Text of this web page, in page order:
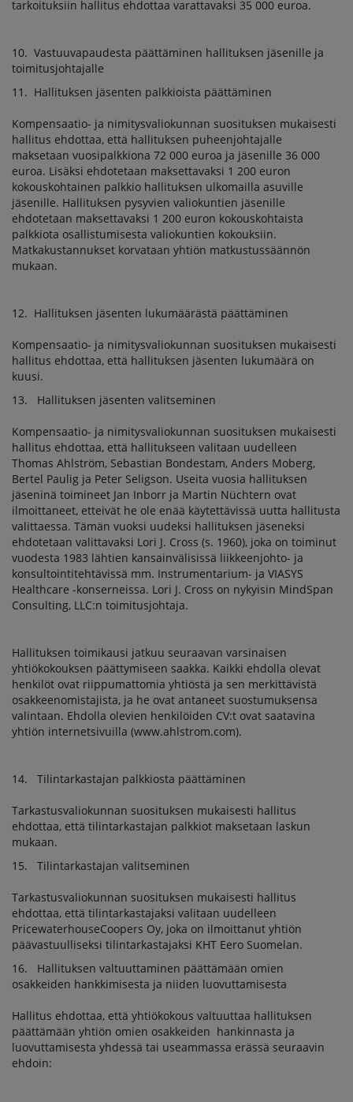
tarkoituksiin hallitus ehdottaa varattavaksi 35 000 euroa.
10. Vastuuvapaudesta päättäminen hallituksen jäsenille ja
toimitusjohtajalle
11. Hallituksen jäsenten palkkioista päättäminen
Kompensaatio- ja nimitysvaliokunnan suosituksen mukaisesti
hallitus ehdottaa, että hallituksen puheenjohtajalle
maksetaan vuosipalkkiona 72 000 euroa ja jäsenille 36 000
euroa. Lisäksi ehdotetaan maksettavaksi 1 200 euron
kokouskohtainen palkkio hallituksen ulkomailla asuville
jäsenille. Hallituksen pysyvien valiokuntien jäsenille
ehdotetaan maksettavaksi 1 200 euron kokouskohtaista
palkkiota osallistumisesta valiokuntien kokouksiin.
Matkakustannukset korvataan yhtiön matkustussäännön
mukaan.
12. Hallituksen jäsenten lukumäärästä päättäminen
Kompensaatio- ja nimitysvaliokunnan suosituksen mukaisesti
hallitus ehdottaa, että hallituksen jäsenten lukumäärä on
kuusi.
13. Hallituksen jäsenten valitseminen
Kompensaatio- ja nimitysvaliokunnan suosituksen mukaisesti
hallitus ehdottaa, että hallitukseen valitaan uudelleen
Thomas Ahlström, Sebastian Bondestam, Anders Moberg,
Bertel Paulig ja Peter Seligson. Useita vuosia hallituksen
jäseninä toimineet Jan Inborr ja Martin Nüchtern ovat
ilmoittaneet, etteivät he ole enää käytettävissä uutta hallitusta
valittaessa. Tämän vuoksi uudeksi hallituksen jäseneksi
ehdotetaan valittavaksi Lori J. Cross (s. 1960), joka on toiminut
vuodesta 1983 lähtien kansainvälisissä liikkeenjohto- ja
konsultointitehtävissä mm. Instrumentarium- ja VIASYS
Healthcare -konserneissa. Lori J. Cross on nykyisin MindSpan
Consulting, LLC:n toimitusjohtaja.
Hallituksen toimikausi jatkuu seuraavan varsinaisen
yhtiökokouksen päättymiseen saakka. Kaikki ehdolla olevat
henkilöt ovat riippumattomia yhtiöstä ja sen merkittävistä
osakkeenomistajista, ja he ovat antaneet suostumuksensa
valintaan. Ehdolla olevien henkilöiden CV:t ovat saatavina
yhtiön internetsivuilla (www.ahlstrom.com).
14. Tilintarkastajan palkkiosta päättäminen
Tarkastusvaliokunnan suosituksen mukaisesti hallitus
ehdottaa, että tilintarkastajan palkkiot maksetaan laskun
mukaan.
15. Tilintarkastajan valitseminen
Tarkastusvaliokunnan suosituksen mukaisesti hallitus
ehdottaa, että tilintarkastajaksi valitaan uudelleen
PricewaterhouseCoopers Oy, joka on ilmoittanut yhtiön
päävastuulliseksi tilintarkastajaksi KHT Eero Suomelan.
16. Hallituksen valtuuttaminen päättämään omien
osakkeiden hankkimisesta ja niiden luovuttamisesta
Hallitus ehdottaa, että yhtiökokous valtuuttaa hallituksen
päättämään yhtiön omien osakkeiden hankinnasta ja
luovuttamisesta yhdessä tai useammassa erässä seuraavin
ehdoin: